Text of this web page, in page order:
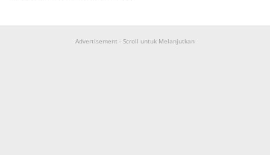
Advertisement - Scroll untuk Melanjutkan